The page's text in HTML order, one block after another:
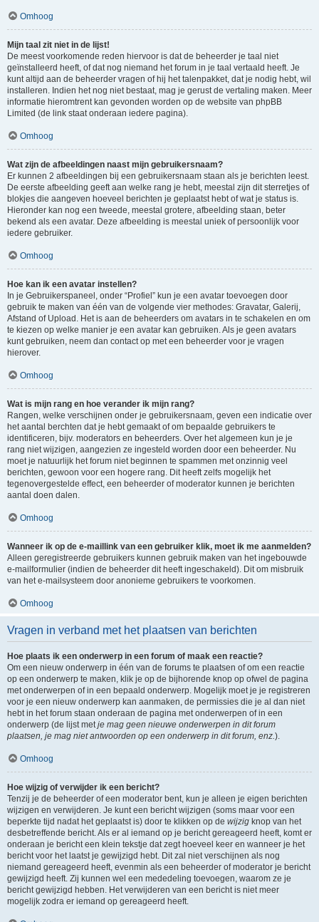
Omhoog
Mijn taal zit niet in de lijst!
De meest voorkomende reden hiervoor is dat de beheerder je taal niet
geïnstalleerd heeft, of dat nog niemand het forum in je taal vertaald heeft. Je
kunt altijd aan de beheerder vragen of hij het talenpakket, dat je nodig hebt, wil
installeren. Indien het nog niet bestaat, mag je gerust de vertaling maken. Meer
informatie hieromtrent kan gevonden worden op de website van phpBB
Limited (de link staat onderaan iedere pagina).
Omhoog
Wat zijn de afbeeldingen naast mijn gebruikersnaam?
Er kunnen 2 afbeeldingen bij een gebruikersnaam staan als je berichten leest.
De eerste afbeelding geeft aan welke rang je hebt, meestal zijn dit sterretjes of
blokjes die aangeven hoeveel berichten je geplaatst hebt of wat je status is.
Hieronder kan nog een tweede, meestal grotere, afbeelding staan, beter
bekend als een avatar. Deze afbeelding is meestal uniek of persoonlijk voor
iedere gebruiker.
Omhoog
Hoe kan ik een avatar instellen?
In je Gebruikerspaneel, onder “Profiel” kun je een avatar toevoegen door
gebruik te maken van één van de volgende vier methodes: Gravatar, Galerij,
Afstand of Upload. Het is aan de beheerders om avatars in te schakelen en om
te kiezen op welke manier je een avatar kan gebruiken. Als je geen avatars
kunt gebruiken, neem dan contact op met een beheerder voor je vragen
hierover.
Omhoog
Wat is mijn rang en hoe verander ik mijn rang?
Rangen, welke verschijnen onder je gebruikersnaam, geven een indicatie over
het aantal berchten dat je hebt gemaakt of om bepaalde gebruikers te
identificeren, bijv. moderators en beheerders. Over het algemeen kun je je
rang niet wijzigen, aangezien ze ingesteld worden door een beheerder. Nu
moet je natuurlijk het forum niet beginnen te spammen met onzinnig veel
berichten, gewoon voor een hogere rang. Dit heeft zelfs mogelijk het
tegenovergestelde effect, een beheerder of moderator kunnen je berichten
aantal doen dalen.
Omhoog
Wanneer ik op de e-maillink van een gebruiker klik, moet ik me aanmelden?
Alleen geregistreerde gebruikers kunnen gebruik maken van het ingebouwde
e-mailformulier (indien de beheerder dit heeft ingeschakeld). Dit om misbruik
van het e-mailsysteem door anonieme gebruikers te voorkomen.
Omhoog
Vragen in verband met het plaatsen van berichten
Hoe plaats ik een onderwerp in een forum of maak een reactie?
Om een nieuw onderwerp in één van de forums te plaatsen of om een reactie
op een onderwerp te maken, klik je op de bijhorende knop op ofwel de pagina
met onderwerpen of in een bepaald onderwerp. Mogelijk moet je je registreren
voor je een nieuw onderwerp kan aanmaken, de permissies die je al dan niet
hebt in het forum staan onderaan de pagina met onderwerpen of in een
onderwerp (de lijst metje mag geen nieuwe onderwerpen in dit forum
plaatsen, je mag niet antwoorden op een onderwerp in dit forum, enz.).
Omhoog
Hoe wijzig of verwijder ik een bericht?
Tenzij je de beheerder of een moderator bent, kun je alleen je eigen berichten
wijzigen en verwijderen. Je kunt een bericht wijzigen (soms maar voor een
beperkte tijd nadat het geplaatst is) door te klikken op de wijzig knop van het
desbetreffende bericht. Als er al iemand op je bericht gereageerd heeft, komt er
onderaan je bericht een klein tekstje dat zegt hoeveel keer en wanneer je het
bericht voor het laatst je gewijzigd hebt. Dit zal niet verschijnen als nog
niemand gereageerd heeft, evenmin als een beheerder of moderator je bericht
gewijzigd heeft. Zij kunnen wel een mededeling toevoegen, waarom ze je
bericht gewijzigd hebben. Het verwijderen van een bericht is niet meer
mogelijk zodra er iemand op gereageerd heeft.